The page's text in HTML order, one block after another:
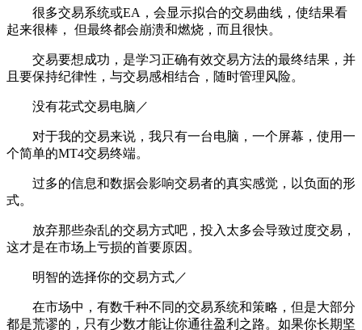
很多交易系统或EA，会显示拟合的交易曲线，使结果看
起来很棒， 但最终都会崩溃和燃烧，而且很快。
交易要想成功，是学习正确有效交易方法的最终结果，并
且要保持纪律性，与交易感相结合，随时管理风险。
没有花式交易电脑／
对于我的交易来说，我只有一台电脑，一个屏幕，使用一
个简单的MT4交易终端。
过多的信息和数据会影响交易者的真实感觉，以负面的形
式。
放弃那些杂乱的交易方式吧，投入太多会导致过度交易，
这才是在市场上亏损的首要原因。
明智的选择你的交易方式／
在市场中，有数千种不同的交易系统和策略，但是大部分
都是荒谬的，只有少数才能让你通往盈利之路。如果你长期坚